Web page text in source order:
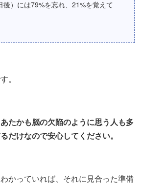
後）には79%を忘れ、21%を覚えて
。
たかも脳の欠陥のように思う人も多
だけなので安心してください。
かっていれば、それに見合った準備